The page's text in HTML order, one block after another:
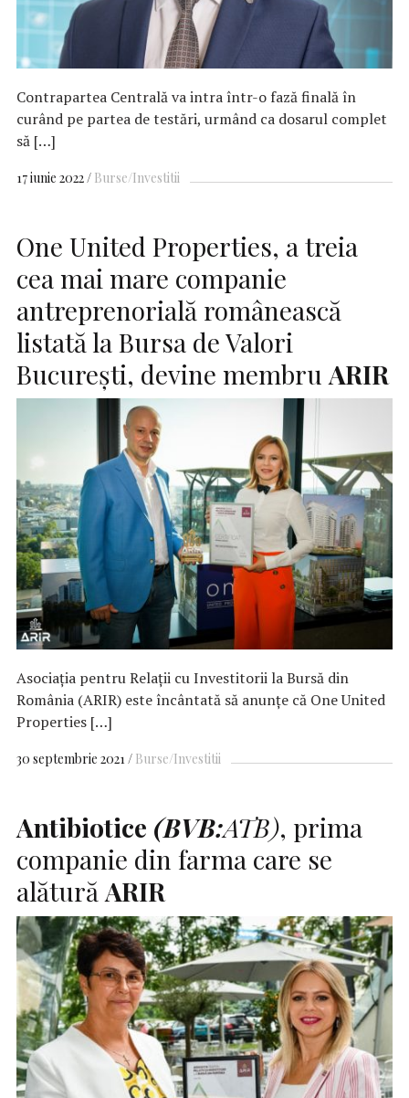
Contrapartea Centrală va intra într-o fază finală în
curând pe partea de testări, urmând ca dosarul complet
să […]
17 iunie 2022 Burse/Investitii
One United Properties, a treia
cea mai mare companie
antreprenorială românească
listată la Bursa de Valori
Bucureşti, devine membru ARIR
Asociația pentru Relații cu Investitorii la Bursă din
România (ARIR) este încântată să anunțe că One United
Properties […]
30 septembrie 2021 Burse/Investitii
Antibiotice (BVB:ATB), prima
companie din farma care se
alăturăARIR